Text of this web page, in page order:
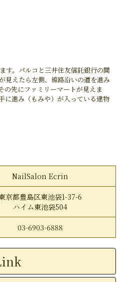
す。パルコと三井住友信託銀行の間
見えたら左側、線路沿いの道を進み
の先にファミリーマートが見えま
に進み（もみや）が入っている建物
NailSalon Ecrin
京都豊島区東池袋1-37-6
ハイム東池袋504
03-6903-6888